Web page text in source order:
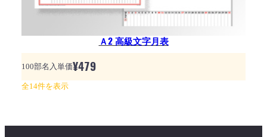
Ａ2 高級文字月表
100部名入単価¥479
全14件を表示